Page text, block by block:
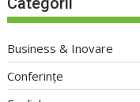
Business & Inovare
Conferințe